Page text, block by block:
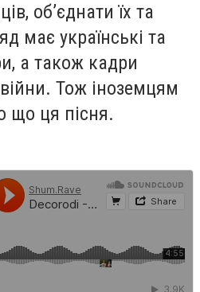
об’єднати їх та
має українські та
а також кадри
Тож іноземцям
що ця пісня.